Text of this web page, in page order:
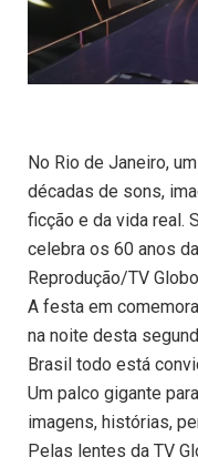
No Rio de Janeiro,
décadas de sons,
ficção e da vida real.
celebra os 60 anos
Reprodução/TV Globo
A festa em
na noite desta
Brasil todo está
Um palco gigante
imagens, histórias,
Pelas lentes da TV